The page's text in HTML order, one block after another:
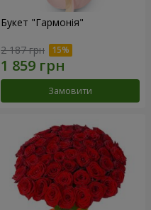
Букет "Гармонія"
2 187 грн
Замовити